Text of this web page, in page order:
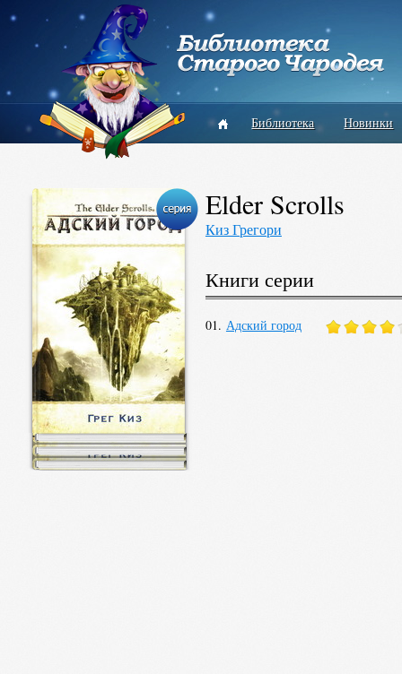
Библиотека Новинки
Elder Scrolls
Киз Грегори
Книги серии
01. Адский город